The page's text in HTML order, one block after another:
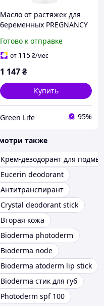
Масло от растяжек для
беременных PREGNANCY
Cosmetics, 100 мл
Готово к отправке
от 115₴/мес
1 147₴
Купить
Green Life 95%
также
Крем-дезодорант для
Eucerin deodorant
Антитранспирант
Crystal deodorant stick
Вторая кожа
Bioderma photoderm
Bioderma node
Bioderma atoderm lip stick
Bioderma стик для губ
Photoderm spf 100